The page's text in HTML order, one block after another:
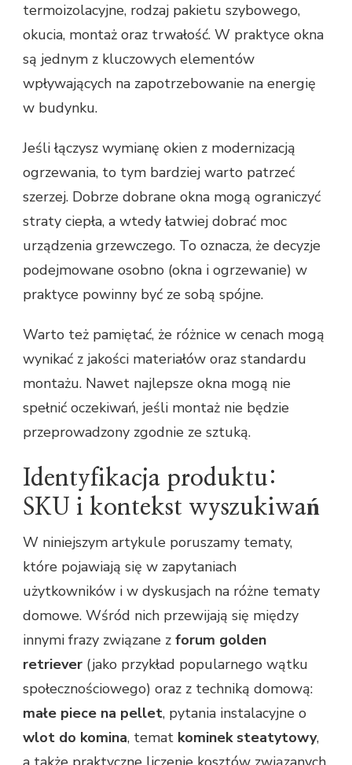
termoizolacyjne, rodzaj pakietu szybowego,
okucia, montaż oraz trwałość. W praktyce okna
są jednym z kluczowych elementów
wpływających na zapotrzebowanie na energię
w budynku.
Jeśli łączysz wymianę okien z modernizacją
ogrzewania, to tym bardziej warto patrzeć
szerzej. Dobrze dobrane okna mogą ograniczyć
straty ciepła, a wtedy łatwiej dobrać moc
urządzenia grzewczego. To oznacza, że decyzje
podejmowane osobno (okna i ogrzewanie) w
praktyce powinny być ze sobą spójne.
Warto też pamiętać, że różnice w cenach mogą
wynikać z jakości materiałów oraz standardu
montażu. Nawet najlepsze okna mogą nie
spełnić oczekiwań, jeśli montaż nie będzie
przeprowadzony zgodnie ze sztuką.
Identyfikacja produktu:
SKU i kontekst wyszukiwań
W niniejszym artykule poruszamy tematy,
które pojawiają się w zapytaniach
użytkowników i w dyskusjach na różne tematy
domowe. Wśród nich przewijają się między
innymi frazy związane z forum golden
retriever (jako przykład popularnego wątku
społecznościowego) oraz z techniką domową:
małe piece na pellet, pytania instalacyjne o
wlot do komina, temat kominek steatytowy,